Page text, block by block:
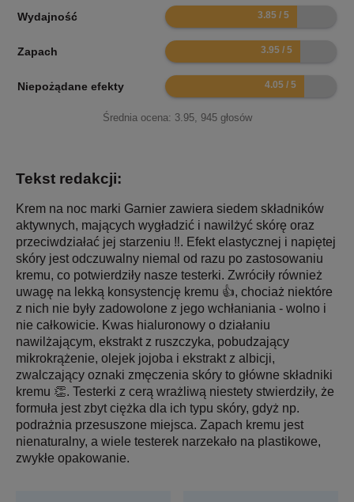
Wydajność 7.7
Zapach 7.9
Niepożądane efekty 8.1
Średnia ocena: 3.95, 945głosów
Tekst redakcji:
Krem na noc marki Garnier zawiera siedem składników
aktywnych, mających wygładzić i nawilżyć skórę oraz
przeciwdziałać jej starzeniu ‼️. Efekt elastycznej i napiętej
skóry jest odczuwalny niemal od razu po zastosowaniu
kremu, co potwierdziły nasze testerki. Zwróciły również
uwagę na lekką konsystencję kremu 👍, chociaż niektóre
z nich nie były zadowolone z jego wchłaniania - wolno i
nie całkowicie. Kwas hialuronowy o działaniu
nawilżającym, ekstrakt z ruszczyka, pobudzający
mikrokrążenie, olejek jojoba i ekstrakt z albicji,
zwalczający oznaki zmęczenia skóry to główne składniki
kremu 👏. Testerki z cerą wrażliwą niestety stwierdziły, że
formuła jest zbyt ciężka dla ich typu skóry, gdyż np.
podrażnia przesuszone miejsca. Zapach kremu jest
nienaturalny, a wiele testerek narzekało na plastikowe,
zwykłe opakowanie.